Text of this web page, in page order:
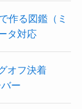
作る図鑑（ミ
タ対応
オフ決着
ー